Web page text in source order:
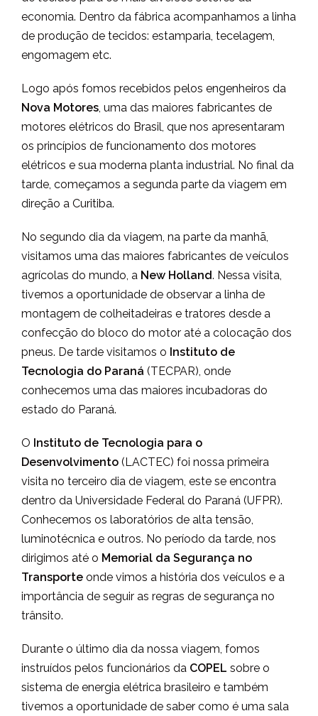
economia. Dentro da fábrica acompanhamos a linha
de produção de tecidos: estamparia, tecelagem,
engomagem etc.
Logo após fomos recebidos pelos engenheiros da
Nova Motores, uma das maiores fabricantes de
motores elétricos do Brasil, que nos apresentaram
os princípios de funcionamento dos motores
elétricos e sua moderna planta industrial. No final da
tarde, começamos a segunda parte da viagem em
direção a Curitiba.
No segundo dia da viagem, na parte da manhã,
visitamos uma das maiores fabricantes de veículos
agrícolas do mundo, a New Holland. Nessa visita,
tivemos a oportunidade de observar a linha de
montagem de colheitadeiras e tratores desde a
confecção do bloco do motor até a colocação dos
pneus. De tarde visitamos o Instituto de
Tecnologia do Paraná (TECPAR), onde
conhecemos uma das maiores incubadoras do
estado do Paraná.
O Instituto de Tecnologia para o
Desenvolvimento (LACTEC) foi nossa primeira
visita no terceiro dia de viagem, este se encontra
dentro da Universidade Federal do Paraná (UFPR).
Conhecemos os laboratórios de alta tensão,
luminotécnica e outros. No período da tarde, nos
dirigimos até o Memorial da Segurança no
Transporte onde vimos a história dos veículos e a
importância de seguir as regras de segurança no
trânsito.
Durante o último dia da nossa viagem, fomos
instruídos pelos funcionários da COPEL sobre o
sistema de energia elétrica brasileiro e também
tivemos a oportunidade de saber como é uma sala